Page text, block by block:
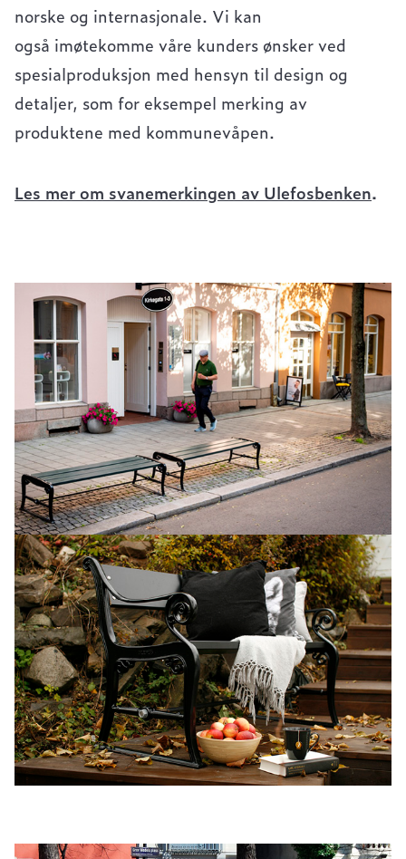
norske og internasjonale. Vi kan
også imøtekomme våre kunders ønsker ved
spesialproduksjon med hensyn til design og
detaljer, som for eksempel merking av
produktene med kommunevåpen.
Les mer om svanemerkingen av Ulefosbenken.